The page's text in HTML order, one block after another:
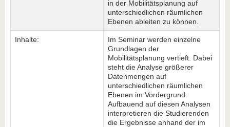
in der Mobilitätsplanung auf
unterschiedlichen räumlichen
Ebenen ableiten zu können.
Inhalte:
Im Seminar werden einzelne
Grundlagen der
Mobilitätsplanung vertieft. Dabei
steht die Analyse größerer
Datenmengen auf
unterschiedlichen räumlichen
Ebenen im Vordergrund.
Aufbauend auf diesen Analysen
interpretieren die Studierenden
die Ergebnisse anhand der im